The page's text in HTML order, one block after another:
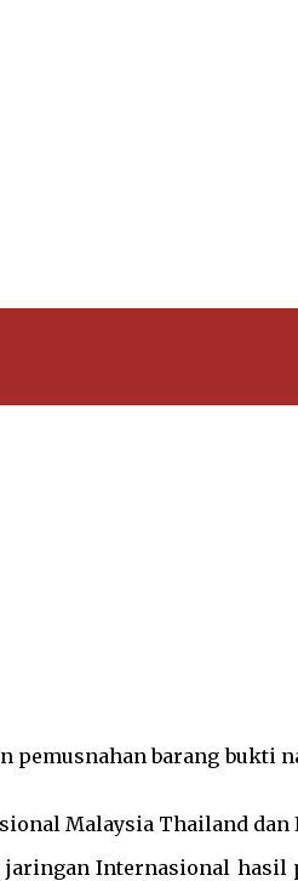
pemusnahan barang bukti
Malaysia Thailand dan
Internasional